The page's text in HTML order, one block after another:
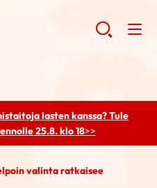
lasten kanssa? Tule
25.8. klo 18>>
valinta ratkaisee